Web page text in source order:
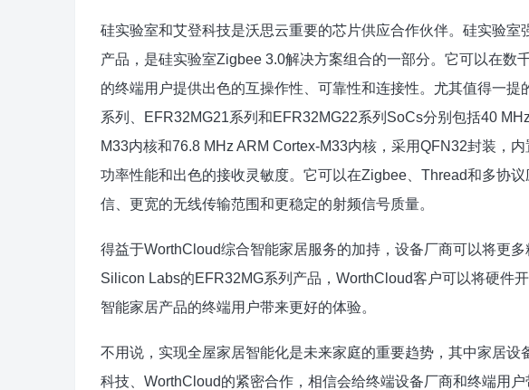
硅实验室和艾登科技是沃思云重要的芯片供应合作伙伴。硅实验
产品，是硅实验室Zigbee 3.0解决方案组合的一部分。它可以在数
的终端用户提供出色的互操作性、可靠性和连接性。尤其值得一
系列、EFR32MG21系列和EFR32MG22系列SoCs分别包括40
M33内核和76.8 MHz ARM Cortex-M33内核，采用QFN32封装，
功率性能和出色的接收灵敏度。它可以在Zigbee、Thread和多协
信、更宽的无线传输范围和更稳定的射频信号质量。
得益于WorthCloud综合智能家居服务的加持，设备厂商可以将更
Silicon Labs的EFR32MG系列产品，WorthCloud客户可以将硬件
智能家居产品的终端用户带来更好的体验。
不用说，实现全屋家居智能化是未来家庭的重要趋势，其中家居
科技、WorthCloud的紧密合作，相信会给终端设备厂商和终端用